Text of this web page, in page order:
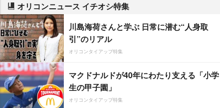
オリコンニュース イチオシ特集
川島海荷さんと学ぶ 日常に潜む“人身取
引”のリアル
オリコンタイアップ特集
マクドナルドが40年にわたり支える「小学
生の甲子園」
オリコンタイアップ特集